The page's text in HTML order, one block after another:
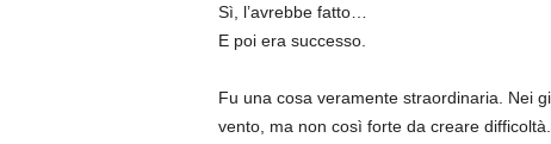
Sì, l’avrebbe fatto…
E poi era successo.
Fu una cosa veramente straordinaria. Nei
vento, ma non così forte da creare